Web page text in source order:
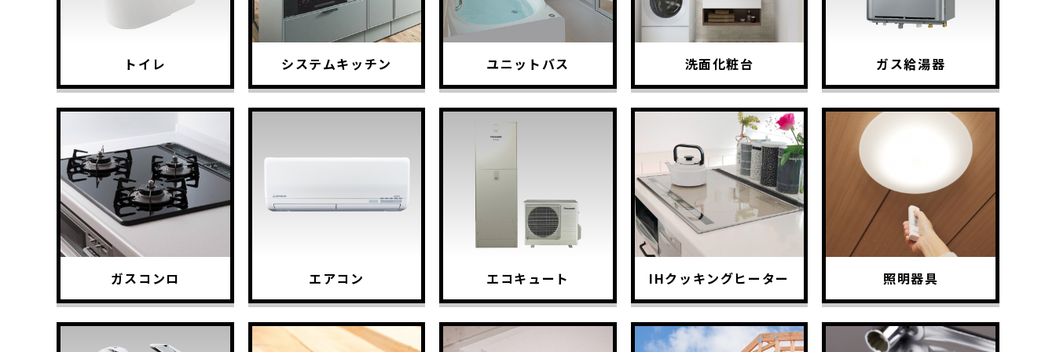
トイレ システムキッチン ユニットバス 洗面化粧台 ガス給湯器
ガスコンロ エアコン エコキュート IHクッキングヒーター 照明器具